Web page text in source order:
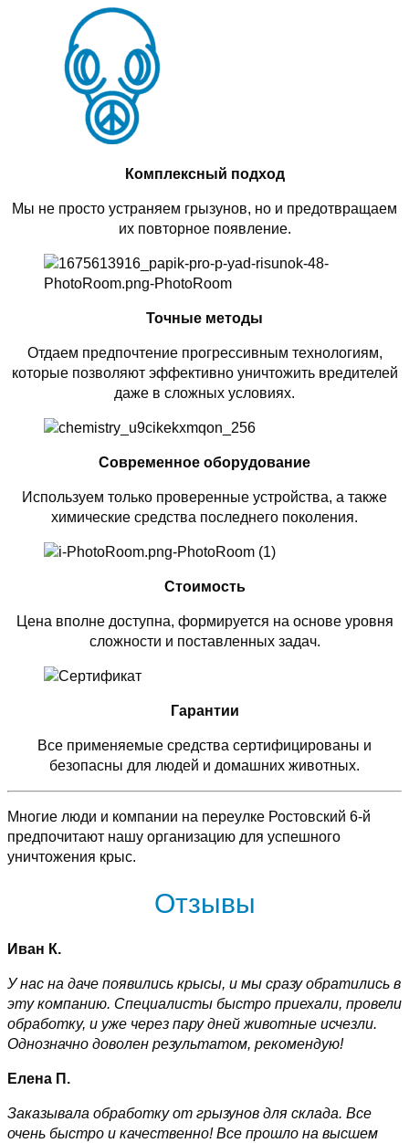
Комплексный подход
Мы не просто устраняем грызунов, но и предотвращаем
их повторное появление.
Точные методы
Отдаем предпочтение прогрессивным технологиям,
которые позволяют эффективно уничтожить вредителей
даже в сложных условиях.
Современное оборудование
Используем только проверенные устройства, а также
химические средства последнего поколения.
Стоимость
Цена вполне доступна, формируется на основе уровня
сложности и поставленных задач.
Гарантии
Все применяемые средства сертифицированы и
безопасны для людей и домашних животных.
Многие люди и компании на переулке Ростовский 6-й
предпочитают нашу организацию для успешного
уничтожения крыс.
Отзывы
Иван К.
У нас на даче появились крысы, и мы сразу обратились в
эту компанию. Специалисты быстро приехали, провели
обработку, и уже через пару дней животные исчезли.
Однозначно доволен результатом, рекомендую!
Елена П.
Заказывала обработку от грызунов для склада. Все
очень быстро и качественно! Все прошло на высшем